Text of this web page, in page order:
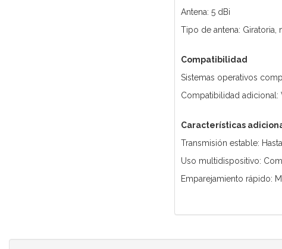
Antena: 5 dBi
Tipo de antena:
Compatibilidad
Sistemas operativos
Compatibilidad
Características
Transmisión estable:
Uso multidispositivo:
Emparejamiento rápido: